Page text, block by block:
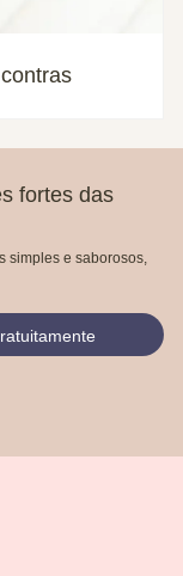
fortes das
simples e saborosos,